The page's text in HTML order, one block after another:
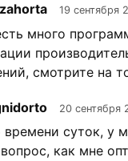
19 сентября
много
смотрите на
20 сентября
времени суток, у
как мне